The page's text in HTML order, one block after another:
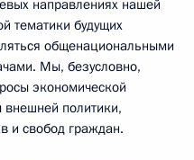
направлениях нашей
тематики будущих
общенациональными
Мы, безусловно,
экономической
политики,
и свобод граждан.